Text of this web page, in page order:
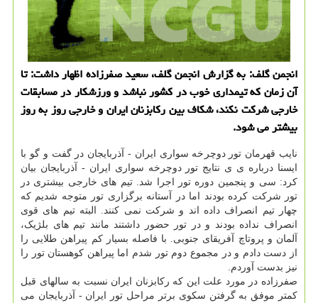
انجمن گلف: به گزارش انجمن گلف، سعید صفرزاده اظهار داشت: تا
آن زمان که تیمداری خوب در کشور نباشد و ورزشکار در مسابقات
خارجی شرکت نکند، شکاف بین رکابزنان ایران و خارجی روز به روز
بیشتر می شود.
نایب قهرمان تور دوچرخه سواری ایران - آذربایجان در گفت و گو با
ایسنا درباره ی ی نتایج تور دوچرخه سواری ایران - آذربایجان بیان
کرد: سی و پنجمین دوره تور اجرا شد. تیم های خارجی بیشتری در
تور شرکت کرده بودند اما در آستانه برگزاری تور متوجه شدیم که
چهار تیم انصراف داده اند و شرکت نمی کنند. البته تیم های قوی
انصراف نداده بودند و در تور حضور داشتند مانند تیم های بلژیک،
آلمان و پروتاچ آفریقای جنوبی. با فاصله بسیار کم پیراهن طلایی را
از دست دادم و در مجموع دوم تور شدم اما پیراهن کوهستان تور را
نیز بدست آوردم.
صفرزاده در مورد علت این که رکابزنان ایران نسبت به سالهای قبل
کمتر موفق به گرفتن سکوی برتر مراحل تور ایران - آذربایجان می